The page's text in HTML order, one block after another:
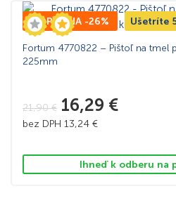
TOP CENA -26% Ušetríte
Fortum 4770822 – Pištoľ na tmel
225mm
21,90€ 16,29 €
bez DPH 13,24 €
Ihneď k odberu na